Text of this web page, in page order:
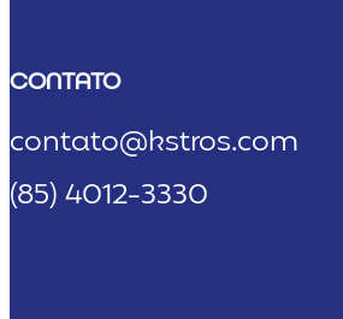
CONTATO
contato@kstros.com
(85) 4012-3330